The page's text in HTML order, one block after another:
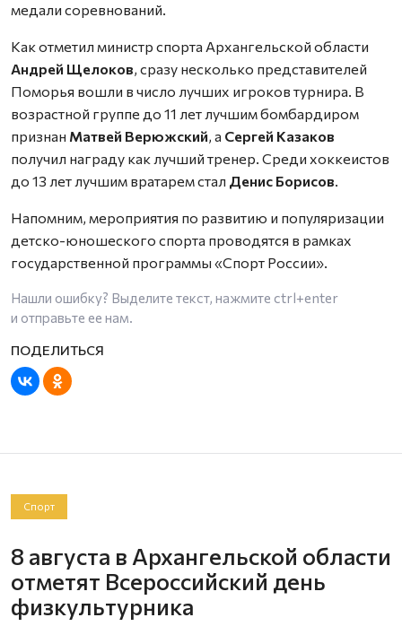
медали соревнований.
Как отметил министр спорта Архангельской области
Андрей Щелоков, сразу несколько представителей
Поморья вошли в число лучших игроков турнира. В
возрастной группе до 11 лет лучшим бомбардиром
признан Матвей Верюжский, а Сергей Казаков
получил награду как лучший тренер. Среди хоккеистов
до 13 лет лучшим вратарем стал Денис Борисов.
Напомним, мероприятия по развитию и популяризации
детско-юношеского спорта проводятся в рамках
государственной программы «Спорт России».
Нашли ошибку? Выделите текст, нажмите ctrl+enter
и отправьте ее нам.
Спорт
8 августа в Архангельской области
отметят Всероссийский день
физкультурника